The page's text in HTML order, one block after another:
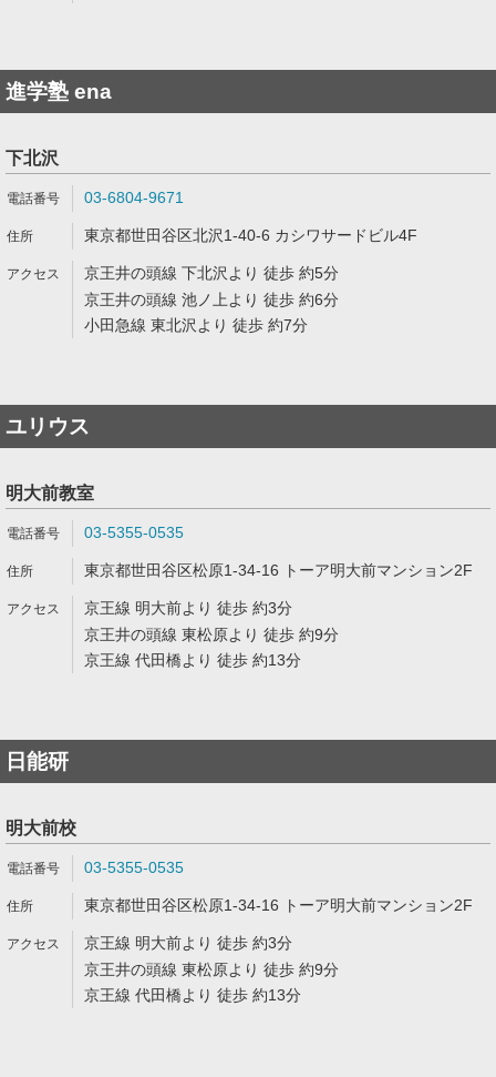
進学塾 ena
下北沢
03-6804-9671
東京都世田谷区北沢1-40-6 カシワサードビル4F
京王井の頭線 下北沢より 徒歩 約5分
京王井の頭線 池ノ上より 徒歩 約6分
小田急線 東北沢より 徒歩 約7分
ユリウス
明大前教室
03-5355-0535
東京都世田谷区松原1-34-16 トーア明大前マンション2F
京王線 明大前より 徒歩 約3分
京王井の頭線 東松原より 徒歩 約9分
京王線 代田橋より 徒歩 約13分
日能研
明大前校
03-5355-0535
東京都世田谷区松原1-34-16 トーア明大前マンション2F
京王線 明大前より 徒歩 約3分
京王井の頭線 東松原より 徒歩 約9分
京王線 代田橋より 徒歩 約13分